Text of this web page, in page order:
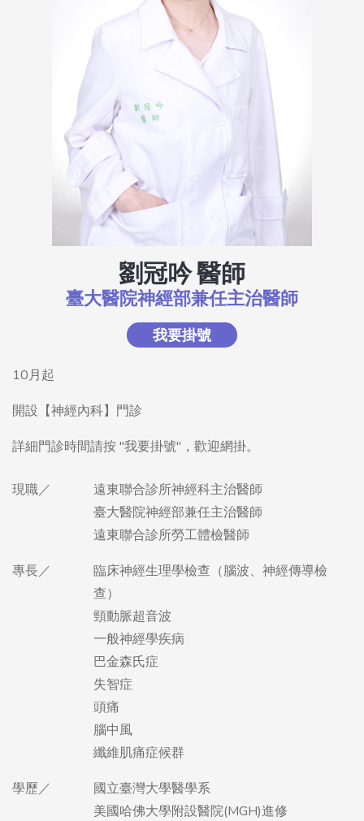
劉冠吟 醫師
臺大醫院神經部兼任主治醫師
我要掛號
現職／
遠東聯合診所神經科主治醫師
臺大醫院神經部兼任主治醫師
遠東聯合診所勞工體檢醫師
專長／
臨床神經生理學檢查（腦波、神經傳導檢
查）
頸動脈超音波
一般神經學疾病
巴金森氏症
失智症
頭痛
腦中風
纖維肌痛症候群
學歷／
國立臺灣大學醫學系
美國哈佛大學附設醫院(MGH)進修